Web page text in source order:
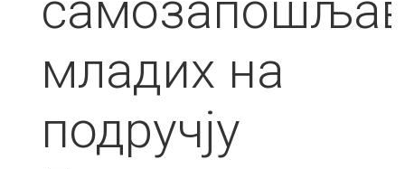
младих на
подручју